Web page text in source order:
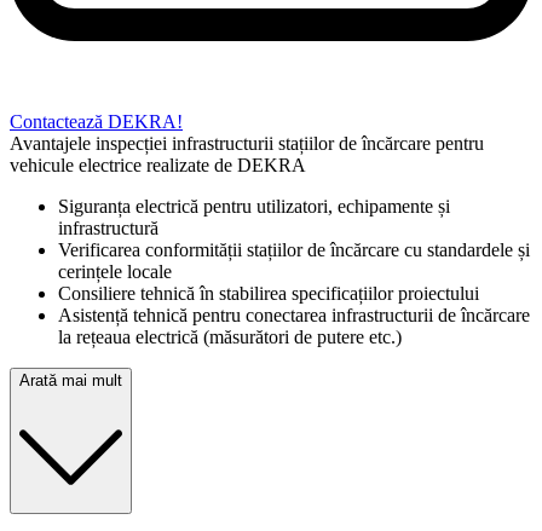
Contactează DEKRA!
Avantajele inspecției infrastructurii stațiilor de încărcare pentru
vehicule electrice realizate de DEKRA
Siguranța electrică pentru utilizatori, echipamente și
infrastructură
Verificarea conformității stațiilor de încărcare cu standardele și
cerințele locale
Consiliere tehnică în stabilirea specificațiilor proiectului
Asistență tehnică pentru conectarea infrastructurii de încărcare
la rețeaua electrică (măsurători de putere etc.)
Arată mai mult